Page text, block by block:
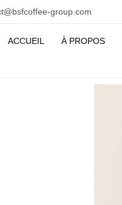
group.com
ACCUEIL À PROPOS